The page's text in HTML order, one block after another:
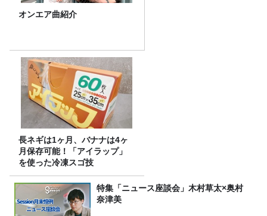
オンエア曲紹介
長ネギは1ヶ月、バナナは4ヶ
月保存可能！「アイラップ」
を使った冷凍スゴ技
特集「ニュース座談会」木村草太×奥村
奈津美